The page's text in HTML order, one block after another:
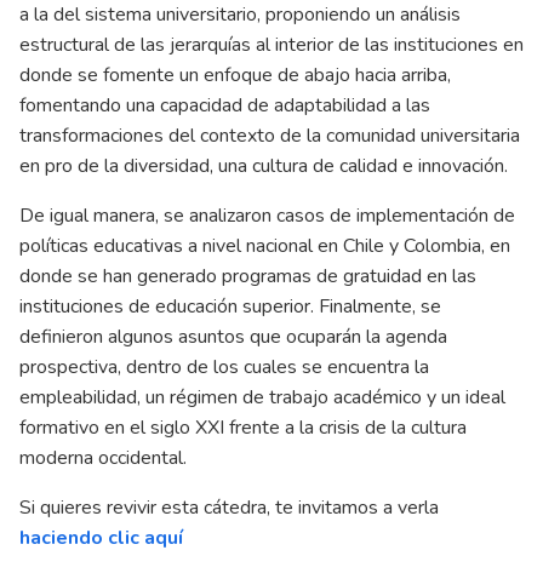
a la del sistema universitario, proponiendo un análisis
estructural de las jerarquías al interior de las instituciones en
donde se fomente un enfoque de abajo hacia arriba,
fomentando una capacidad de adaptabilidad a las
transformaciones del contexto de la comunidad universitaria
en pro de la diversidad, una cultura de calidad e innovación.
De igual manera, se analizaron casos de implementación de
políticas educativas a nivel nacional en Chile y Colombia, en
donde se han generado programas de gratuidad en las
instituciones de educación superior. Finalmente, se
definieron algunos asuntos que ocuparán la agenda
prospectiva, dentro de los cuales se encuentra la
empleabilidad, un régimen de trabajo académico y un ideal
formativo en el siglo XXI frente a la crisis de la cultura
moderna occidental.
Si quieres revivir esta cátedra, te invitamos a verla
haciendo clic aquí